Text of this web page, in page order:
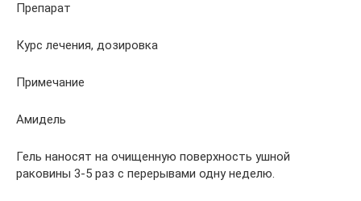
Препарат
Курс лечения, дозировка
Примечание
Амидель
Гель наносят на очищенную поверхность ушной
раковины 3-5 раз с перерывами одну неделю.